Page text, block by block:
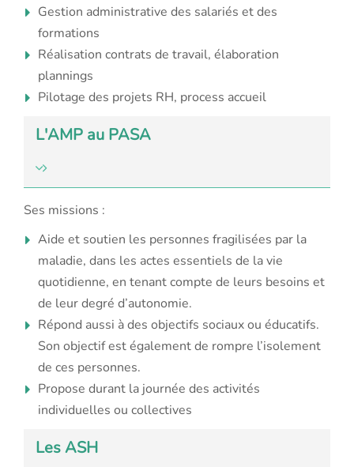
Gestion administrative des salariés et des
formations
Réalisation contrats de travail, élaboration
plannings
Pilotage des projets RH, process accueil
L'AMP au PASA
Ses missions :
Aide et soutien les personnes fragilisées par la
maladie, dans les actes essentiels de la vie
quotidienne, en tenant compte de leurs besoins et
de leur degré d’autonomie.
Répond aussi à des objectifs sociaux ou éducatifs.
Son objectif est également de rompre l’isolement
de ces personnes.
Propose durant la journée des activités
individuelles ou collectives
Les ASH